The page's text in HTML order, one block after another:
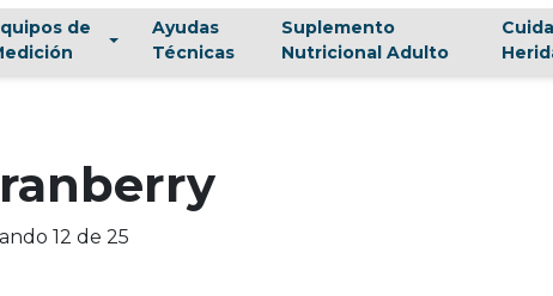
de
Ayudas
Técnicas
Suplemento
Nutricional Adulto
12 de 25